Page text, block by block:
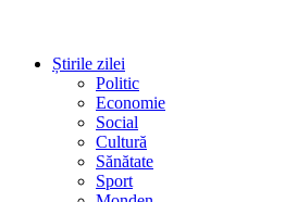
Știrile zilei
Politic
Economie
Social
Cultură
Sănătate
Sport